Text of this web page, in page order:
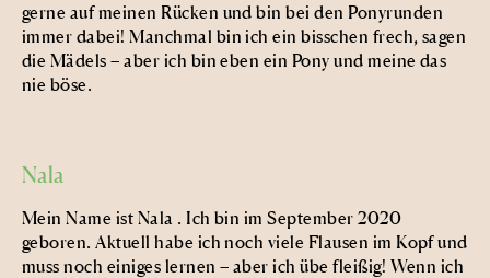
gerne auf meinen Rücken und bin bei den Ponyrunden
immer dabei! Manchmal bin ich ein bisschen frech, sagen
die Mädels – aber ich bin eben ein Pony und meine das
nie böse.
Nala
Mein Name ist Nala . Ich bin im September 2020
geboren. Aktuell habe ich noch viele Flausen im Kopf und
muss noch einiges lernen – aber ich übe fleißig! Wenn ich